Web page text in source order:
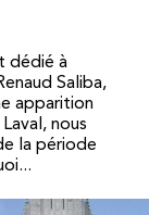
dédié à
Saliba,
apparition
nous
la période